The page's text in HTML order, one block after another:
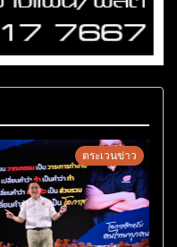
ตระเวนข่าว